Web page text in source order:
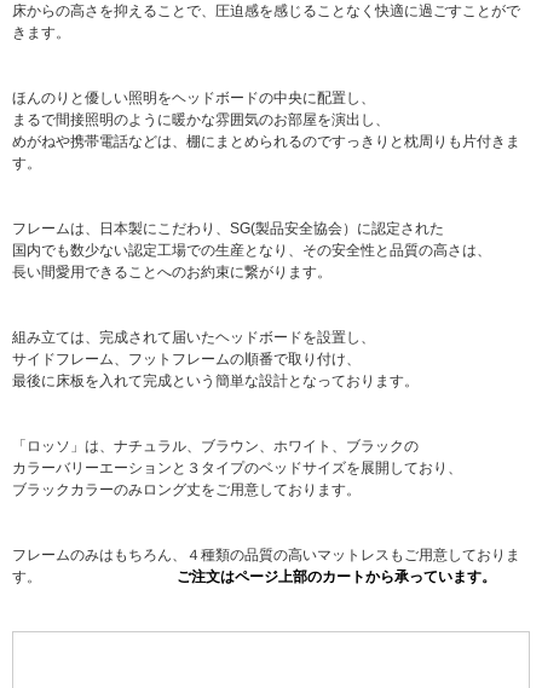
床からの高さを抑えることで、圧迫感を感じることなく快適に過ごすことがで
きます。
ほんのりと優しい照明をヘッドボードの中央に配置し、
まるで間接照明のように暖かな雰囲気のお部屋を演出し、
めがねや携帯電話などは、棚にまとめられるのですっきりと枕周りも片付きま
す。
フレームは、日本製にこだわり、SG(製品安全協会）に認定された
国内でも数少ない認定工場での生産となり、その安全性と品質の高さは、
長い間愛用できることへのお約束に繋がります。
組み立ては、完成されて届いたヘッドボードを設置し、
サイドフレーム、フットフレームの順番で取り付け、
最後に床板を入れて完成という簡単な設計となっております。
「ロッソ」は、ナチュラル、ブラウン、ホワイト、ブラックの
カラーバリーエーションと３タイプのベッドサイズを展開しており、
ブラックカラーのみロング丈をご用意しております。
フレームのみはもちろん、４種類の品質の高いマットレスもご用意しておりま
す。